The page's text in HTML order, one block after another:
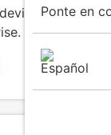
Ponte en